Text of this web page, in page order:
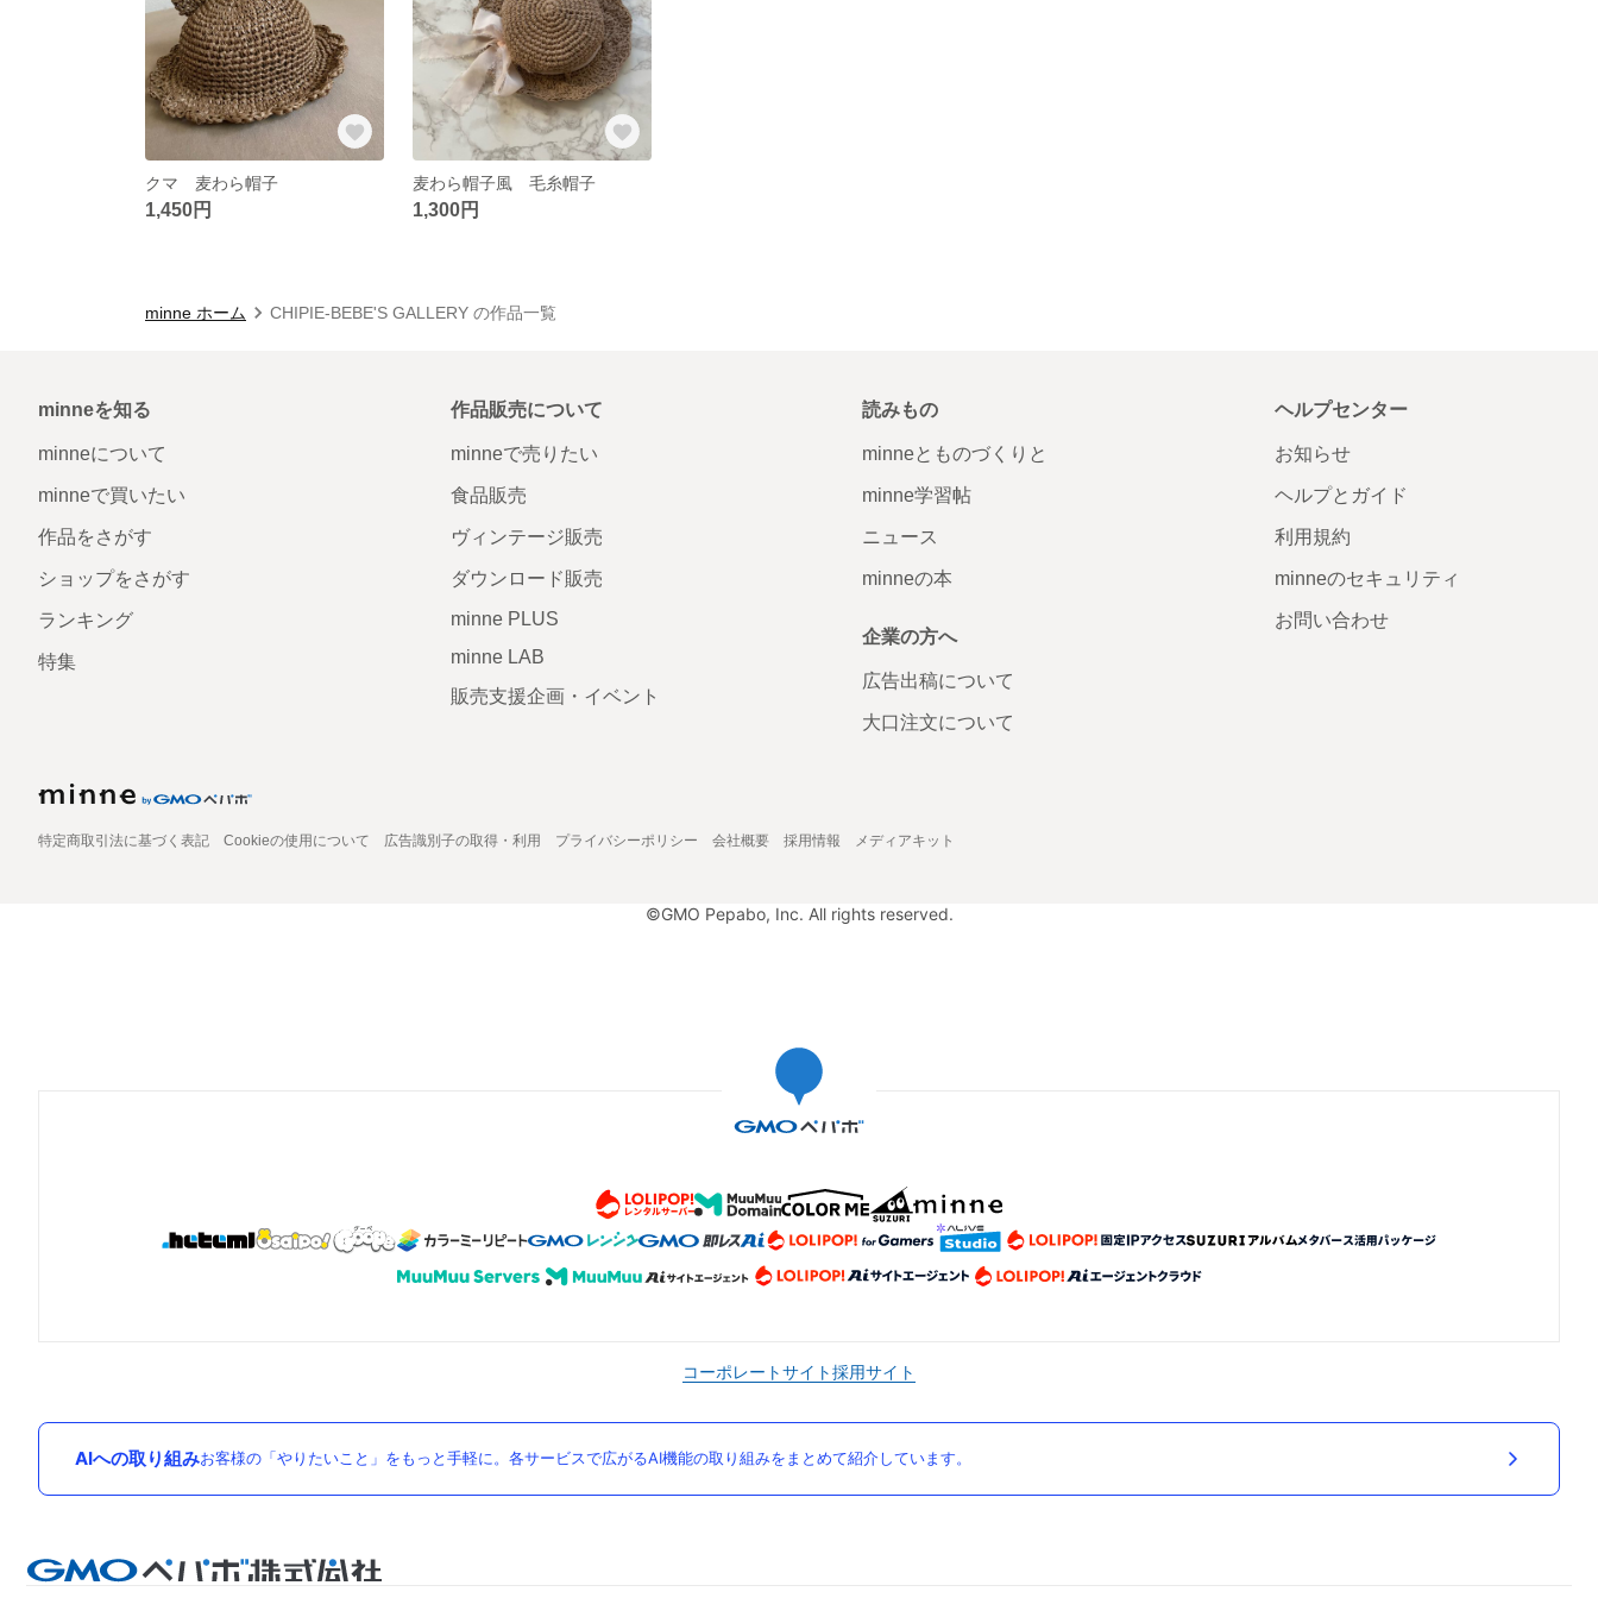
クマ 麦わら帽子
1,450円
麦わら帽子風 毛糸帽子
1,300円
minne ホーム CHIPIE-BEBE'S GALLERY の作品一覧
minneを知る
minneについて
minneで買いたい
作品をさがす
ショップをさがす
ランキング
特集
作品販売について
minneで売りたい
食品販売
ヴィンテージ販売
ダウンロード販売
minne PLUS
minne LAB
販売支援企画・イベント
読みもの
minneとものづくりと
minne学習帖
ニュース
minneの本
企業の方へ
広告出稿について
大口注文について
ヘルプセンター
お知らせ
ヘルプとガイド
利用規約
minneのセキュリティ
お問い合わせ
特定商取引法に基づく表記 Cookieの使用について 広告識別子の取得・利用 プライバシーポリシー 会社概要 採用情報 メディアキット
©GMO Pepabo, Inc. All rights reserved.
コーポレートサイト採用サイト
AIへの取り組みお客様の「やりたいこと」をもっと手軽に。各サービスで広がるAI機能の取り組みをまとめて紹介しています。